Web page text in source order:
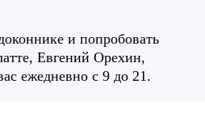
и попробовать
Евгений Орехин,
ежедневно с 9 до 21.